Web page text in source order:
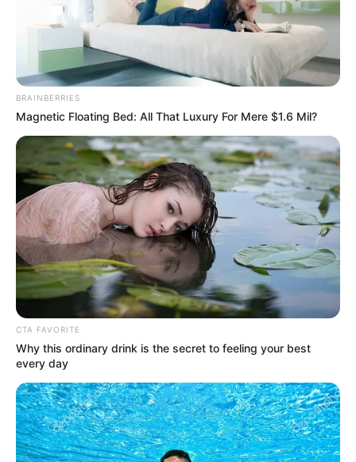
Aquí tienes la historia, redactada con el estilo
de “nota roja” sensacionalista de México,
cargada de jerga local, suspenso y diseñada
para expandir la angustia sugerida por el titular
truncado de la imagen.
BRAINBERRIES
Magnetic Floating Bed: All That Luxury For Mere $1.6 Mil?
CTA FAVORITE
Why this ordinary drink is the secret to feeling your best
every day